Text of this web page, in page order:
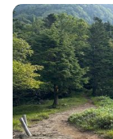
を使う箇所が多く
少なく、静かな山
る方にもおすすめです。 登り始めてすぐに急な階
れ、特に金精峠ま
着すると、男体山
登山の達成感を感
穏やかですが、分
受けています。特